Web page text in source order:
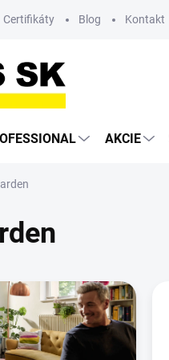
Certifikáty Blog Kontakt
AKCIE